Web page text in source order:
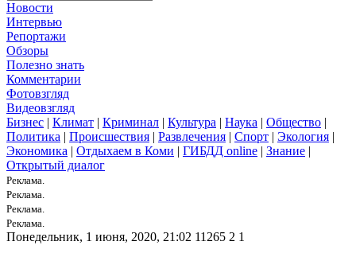
Новости
Интервью
Репортажи
Обзоры
Полезно знать
Комментарии
Фотовзгляд
Видеовзгляд
Бизнес | Климат | Криминал | Культура | Наука | Общество |
Политика | Происшествия | Развлечения | Спорт | Экология |
Экономика | Отдыхаем в Коми | ГИБДД online | Знание |
Открытый диалог
Реклама.
Реклама.
Реклама.
Реклама.
Понедельник, 1 июня, 2020, 21:02 11265 2 1